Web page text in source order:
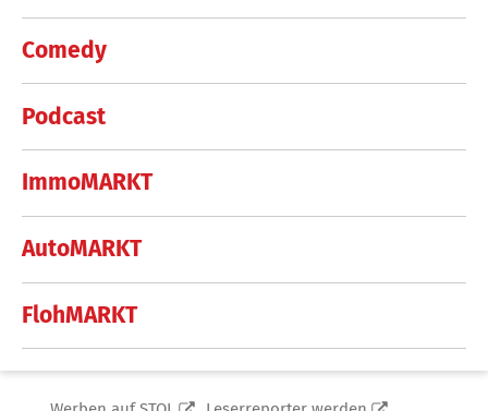
Comedy
Podcast
ImmoMARKT
AutoMARKT
FlohMARKT